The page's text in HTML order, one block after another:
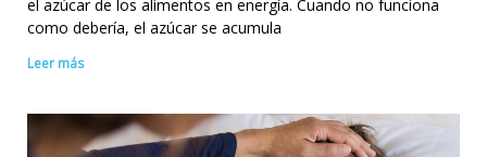
el azúcar de los alimentos en energía. Cuando no funciona
como debería, el azúcar se acumula
Leer más